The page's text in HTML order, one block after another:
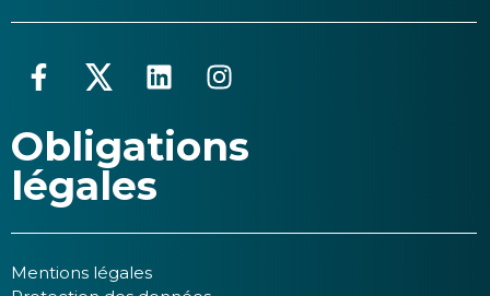
Obligations
légales
Mentions légales